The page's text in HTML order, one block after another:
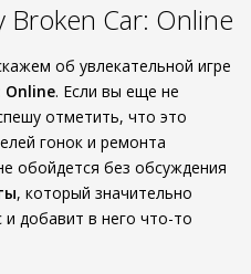
Car: Online
об увлекательной игре
Online. Если вы еще не
отметить, что это
гонок и ремонта
обойдется без обсуждения
, который значительно
добавит в него что-то